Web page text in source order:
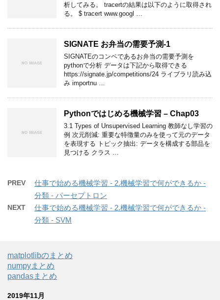
析してみる。 tracertの結果は以下のように取得され
る。 $ tracert www.googl …
SIGNATE お弁当の需要予測-1
SIGNATEのコンペであるお弁当の需要予測を
pythonで分析 データは下記から取得できる
https://signate.jp/competitions/24 ライブラリ読み込
み importnu …
Pythonではじめる機械学習 – Chap03
3.1 Types of Unsupervised Learning 教師なし学習の
例 次元削減: 重要な特徴量のみを使って元のデータ
を表現する トピック抽出: データを構成する部品を
見つける クラス …
PREV
仕事で始める機械学習 - 2.機械学習で何ができるか -
分類 - パーセプトロン
NEXT
仕事で始める機械学習 - 2.機械学習で何ができるか -
分類 - SVM
matplotlibのまとめ
numpyまとめ
pandasまとめ
2019年11月